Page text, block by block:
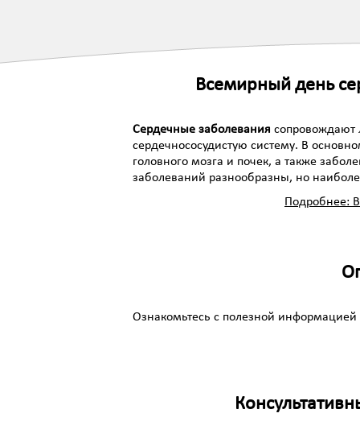
Всемирный день
Сердечные заболевания
сердечнососудистую систему. В
головного мозга и почек, а также
заболеваний разнообразны, но
Подробнее:
Ознакомьтесь с полезной информацией